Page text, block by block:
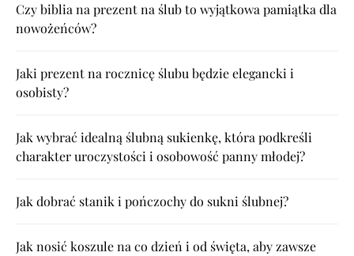
Czy biblia na prezent na ślub to wyjątkowa pamiątka dla
nowożeńców?
Jaki prezent na rocznicę ślubu będzie elegancki i
osobisty?
Jak wybrać idealną ślubną sukienkę, która podkreśli
charakter uroczystości i osobowość panny młodej?
Jak dobrać stanik i pończochy do sukni ślubnej?
Jak nosić koszule na co dzień i od święta, aby zawsze